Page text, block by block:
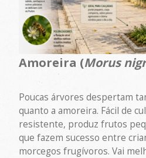
Amoreira (Morus
Poucas árvores despertam
quanto a amoreira. Fácil de
resistente, produz frutos
que fazem sucesso entre
morcegos frugívoros. Vai